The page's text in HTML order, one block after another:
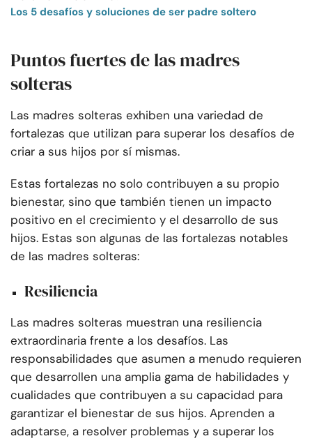
Los 5 desafíos y soluciones de ser padre soltero
Puntos fuertes de las madres
solteras
Las madres solteras exhiben una variedad de
fortalezas que utilizan para superar los desafíos de
criar a sus hijos por sí mismas.
Estas fortalezas no solo contribuyen a su propio
bienestar, sino que también tienen un impacto
positivo en el crecimiento y el desarrollo de sus
hijos. Estas son algunas de las fortalezas notables
de las madres solteras:
Resiliencia
Las madres solteras muestran una resiliencia
extraordinaria frente a los desafíos. Las
responsabilidades que asumen a menudo requieren
que desarrollen una amplia gama de habilidades y
cualidades que contribuyen a su capacidad para
garantizar el bienestar de sus hijos. Aprenden a
adaptarse, a resolver problemas y a superar los